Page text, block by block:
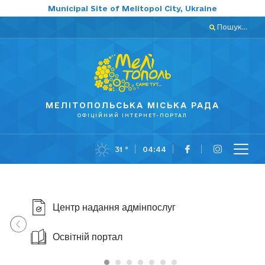
Municipal Site of Melitopol City, Ukraine
Пошук...
МЕЛІТОПОЛЬСЬКА МІСЬКА РАДА
ОФІЦІЙНИЙ ІНТЕРНЕТ-ПОРТАЛ
31 ° 04:44
Центр надання адмінпослуг
Освітній портал